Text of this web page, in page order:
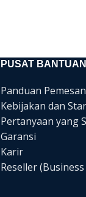
PUSAT BANTUAN
Panduan
Kebijakan dan
Pertanyaan yang
Garansi
Karir
Reseller